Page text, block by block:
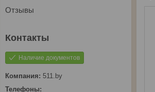
Отзывы
Наличие документов
511.by